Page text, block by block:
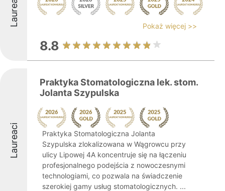
Laureaci Pokaż więcej >>
8.8
Laureaci
Praktyka Stomatologiczna lek. stom.
Jolanta Szypulska
Praktyka Stomatologiczna Jolanta
Szypulska zlokalizowana w Wągrowcu przy
ulicy Lipowej 4A koncentruje się na łączeniu
profesjonalnego podejścia z nowoczesnymi
technologiami, co pozwala na świadczenie
szerokiej gamy usług stomatologicznych. ...